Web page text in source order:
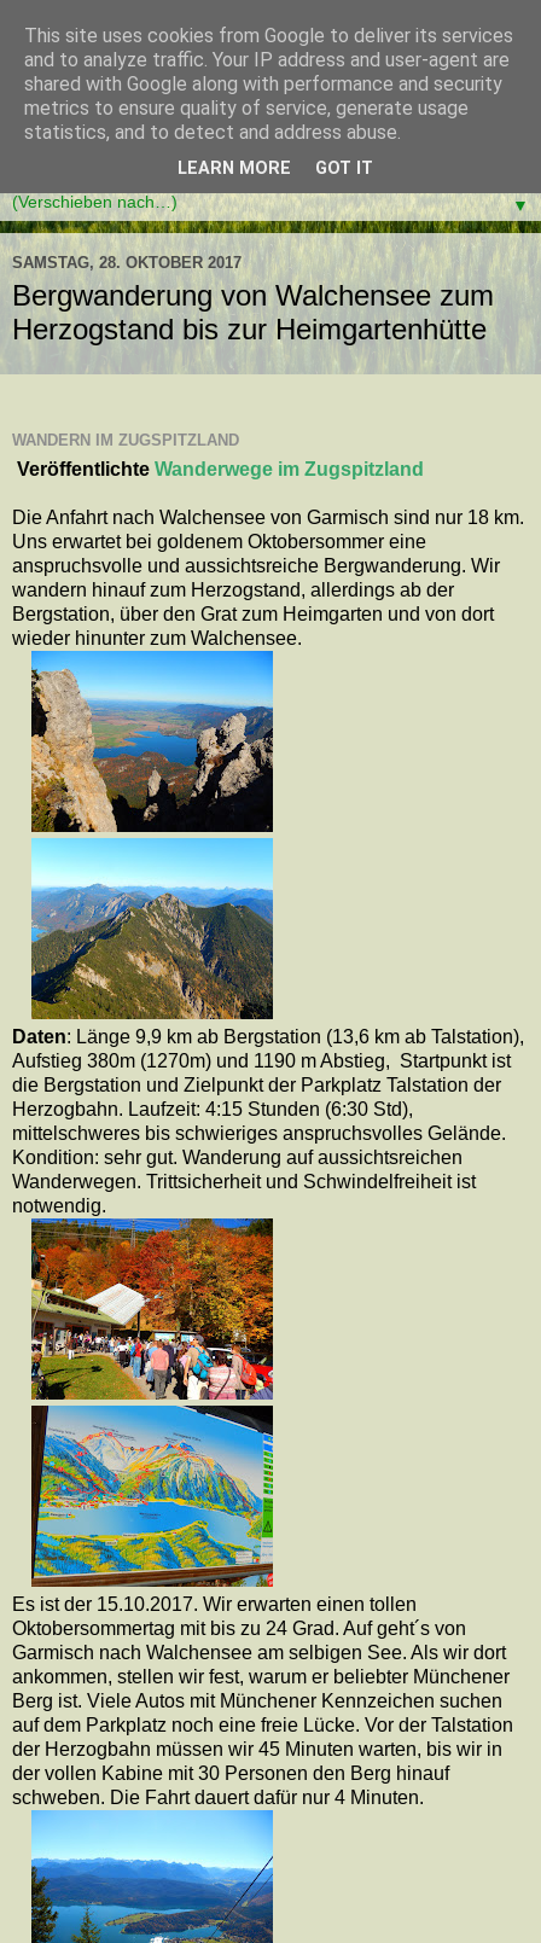
▼
SAMSTAG, 28. OKTOBER 2017
Bergwanderung von Walchensee zum
Herzogstand bis zur Heimgartenhütte
WANDERN IM ZUGSPITZLAND
Veröffentlichte Wanderwege im Zugspitzland
Die Anfahrt nach Walchensee von Garmisch sind nur 18 km.
Uns erwartet bei goldenem Oktobersommer eine
anspruchsvolle und aussichtsreiche Bergwanderung. Wir
wandern hinauf zum Herzogstand, allerdings ab der
Bergstation, über den Grat zum Heimgarten und von dort
wieder hinunter zum Walchensee.
Daten: Länge 9,9 km ab Bergstation (13,6 km ab Talstation),
Aufstieg 380m (1270m) und 1190 m Abstieg, Startpunkt ist
die Bergstation und Zielpunkt der Parkplatz Talstation der
Herzogbahn. Laufzeit: 4:15 Stunden (6:30 Std),
mittelschweres bis schwieriges anspruchsvolles Gelände.
Kondition: sehr gut. Wanderung auf aussichtsreichen
Wanderwegen. Trittsicherheit und Schwindelfreiheit ist
notwendig.
Es ist der 15.10.2017. Wir erwarten einen tollen
Oktobersommertag mit bis zu 24 Grad. Auf geht´s von
Garmisch nach Walchensee am selbigen See. Als wir dort
ankommen, stellen wir fest, warum er beliebter Münchener
Berg ist. Viele Autos mit Münchener Kennzeichen suchen
auf dem Parkplatz noch eine freie Lücke. Vor der Talstation
der Herzogbahn müssen wir 45 Minuten warten, bis wir in
der vollen Kabine mit 30 Personen den Berg hinauf
schweben. Die Fahrt dauert dafür nur 4 Minuten.
This site uses cookies from Google to deliver its services
and to analyze traffic. Your IP address and user-agent are
shared with Google along with performance and security
metrics to ensure quality of service, generate usage
statistics, and to detect and address abuse.
LEARN MORE GOT IT